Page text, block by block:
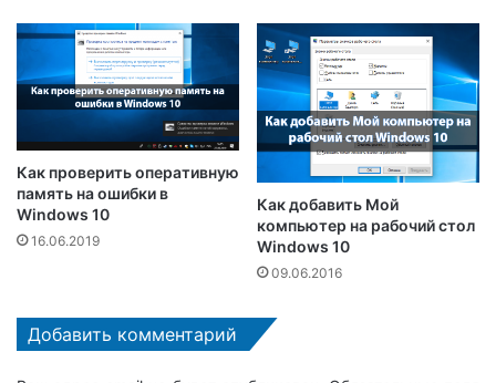
Как проверить оперативную
память на ошибки в
Windows 10
16.06.2019
Как добавить Мой
компьютер на рабочий стол
Windows 10
09.06.2016
Добавить комментарий